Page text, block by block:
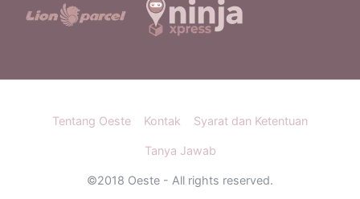
Tentang Oeste Kontak Syarat dan Ketentuan
Tanya Jawab
©2018 Oeste - All rights reserved.